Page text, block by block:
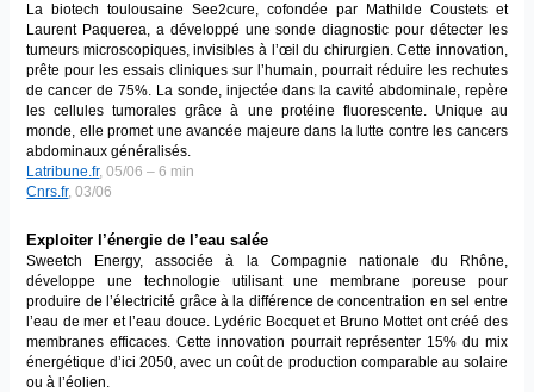
La biotech toulousaine See2cure, cofondée par Mathilde Coustets et
Laurent Paquerea, a développé une sonde diagnostic pour détecter les
tumeurs microscopiques, invisibles à l’œil du chirurgien. Cette innovation,
prête pour les essais cliniques sur l’humain, pourrait réduire les rechutes
de cancer de 75%. La sonde, injectée dans la cavité abdominale, repère
les cellules tumorales grâce à une protéine fluorescente. Unique au
monde, elle promet une avancée majeure dans la lutte contre les cancers
abdominaux généralisés.
Latribune.fr, 05/06 – 6 min
Cnrs.fr, 03/06
Exploiter l’énergie de l’eau salée
Sweetch Energy, associée à la Compagnie nationale du Rhône,
développe une technologie utilisant une membrane poreuse pour
produire de l’électricité grâce à la différence de concentration en sel entre
l’eau de mer et l’eau douce. Lydéric Bocquet et Bruno Mottet ont créé des
membranes efficaces. Cette innovation pourrait représenter 15% du mix
énergétique d’ici 2050, avec un coût de production comparable au solaire
ou à l’éolien.